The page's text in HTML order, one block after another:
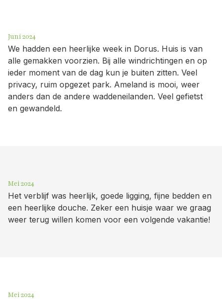
Juni 2024
We hadden een heerlijke week in Dorus. Huis is van
alle gemakken voorzien. Bij alle windrichtingen en op
ieder moment van de dag kun je buiten zitten. Veel
privacy, ruim opgezet park. Ameland is mooi, weer
anders dan de andere waddeneilanden. Veel gefietst
en gewandeld.
Mei 2024
Het verblijf was heerlijk, goede ligging, fijne bedden en
een heerlijke douche. Zeker een huisje waar we graag
weer terug willen komen voor een volgende vakantie!
Mei 2024